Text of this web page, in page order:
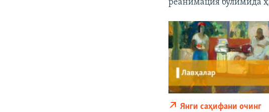
реанимация бўлимида
Янги саҳифани очинг